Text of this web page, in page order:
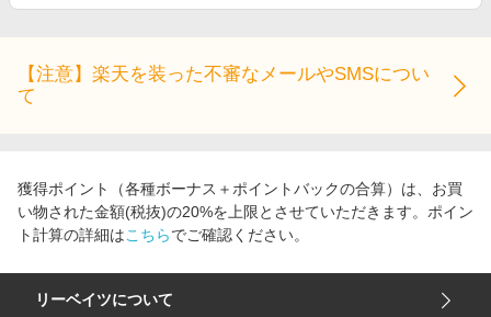
【注意】楽天を装った不審なメールやSMSについ
て
獲得ポイント（各種ボーナス＋ポイントバックの合算）は、お買
い物された金額(税抜)の20%を上限とさせていただきます。ポイン
ト計算の詳細はこちらでご確認ください。
リーベイツについて